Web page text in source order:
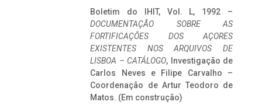
Boletim do IHIT, Vol. L, 1992 –
DOCUMENTAÇÃO SOBRE AS
FORTIFICAÇÕES DOS AÇORES
EXISTENTES NOS ARQUIVOS DE
LISBOA – CATÁLOGO, Investigação de
Carlos Neves e Filipe Carvalho –
Coordenação de Artur Teodoro de
Matos. (Em construção)